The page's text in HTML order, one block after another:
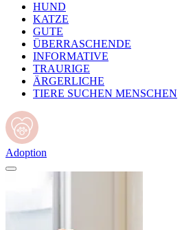
HUND
KATZE
GUTE
ÜBERRASCHENDE
INFORMATIVE
TRAURIGE
ÄRGERLICHE
TIERE SUCHEN MENSCHEN
Adoption